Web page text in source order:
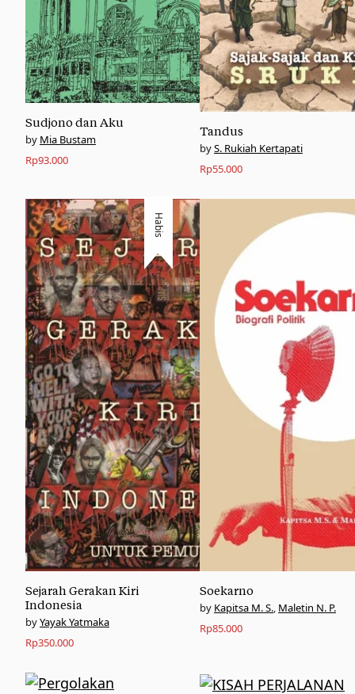
Sudjono dan Aku
Mia Bustam
Rp93.000
Tandus
S. Rukiah Kertapati
Rp55.000
Habis
Sejarah Gerakan Kiri
Indonesia
Yayak Yatmaka
Rp350.000
Soekarno
Kapitsa M. S., Maletin N. P.
Rp85.000